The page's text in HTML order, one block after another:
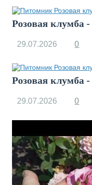
Розовая клумба
29.07.2026 0
Розовая клумба
29.07.2026 0